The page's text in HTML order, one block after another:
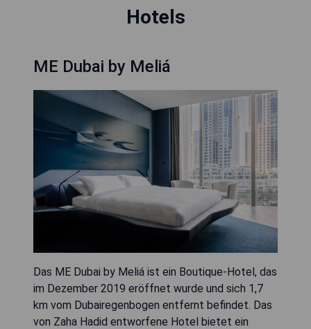
Hotels
ME Dubai by Meliá
Das ME Dubai by Meliá ist ein Boutique-Hotel, das
im Dezember 2019 eröffnet wurde und sich 1,7
km vom Dubairegenbogen entfernt befindet. Das
von Zaha Hadid entworfene Hotel bietet ein